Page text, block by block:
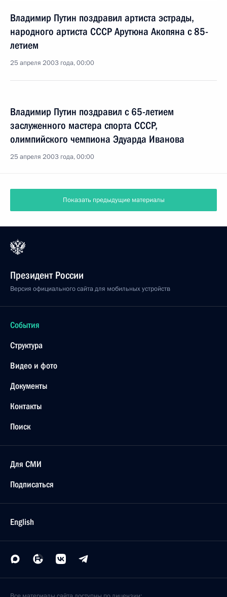
Владимир Путин поздравил артиста эстрады,
народного артиста СССР Арутюна Акопяна с 85-
летием
25 апреля 2003 года, 00:00
Владимир Путин поздравил с 65-летием
заслуженного мастера спорта СССР,
олимпийского чемпиона Эдуарда Иванова
25 апреля 2003 года, 00:00
Показать предыдущие материалы
Президент России
Версия официального сайта для мобильных устройств
События
Структура
Видео и фото
Документы
Контакты
Поиск
Для СМИ
Подписаться
English